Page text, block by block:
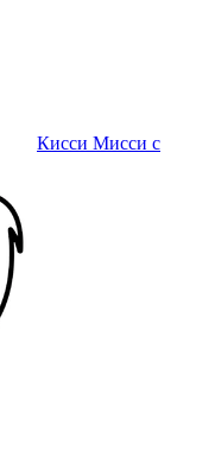
Кисси Мисси с